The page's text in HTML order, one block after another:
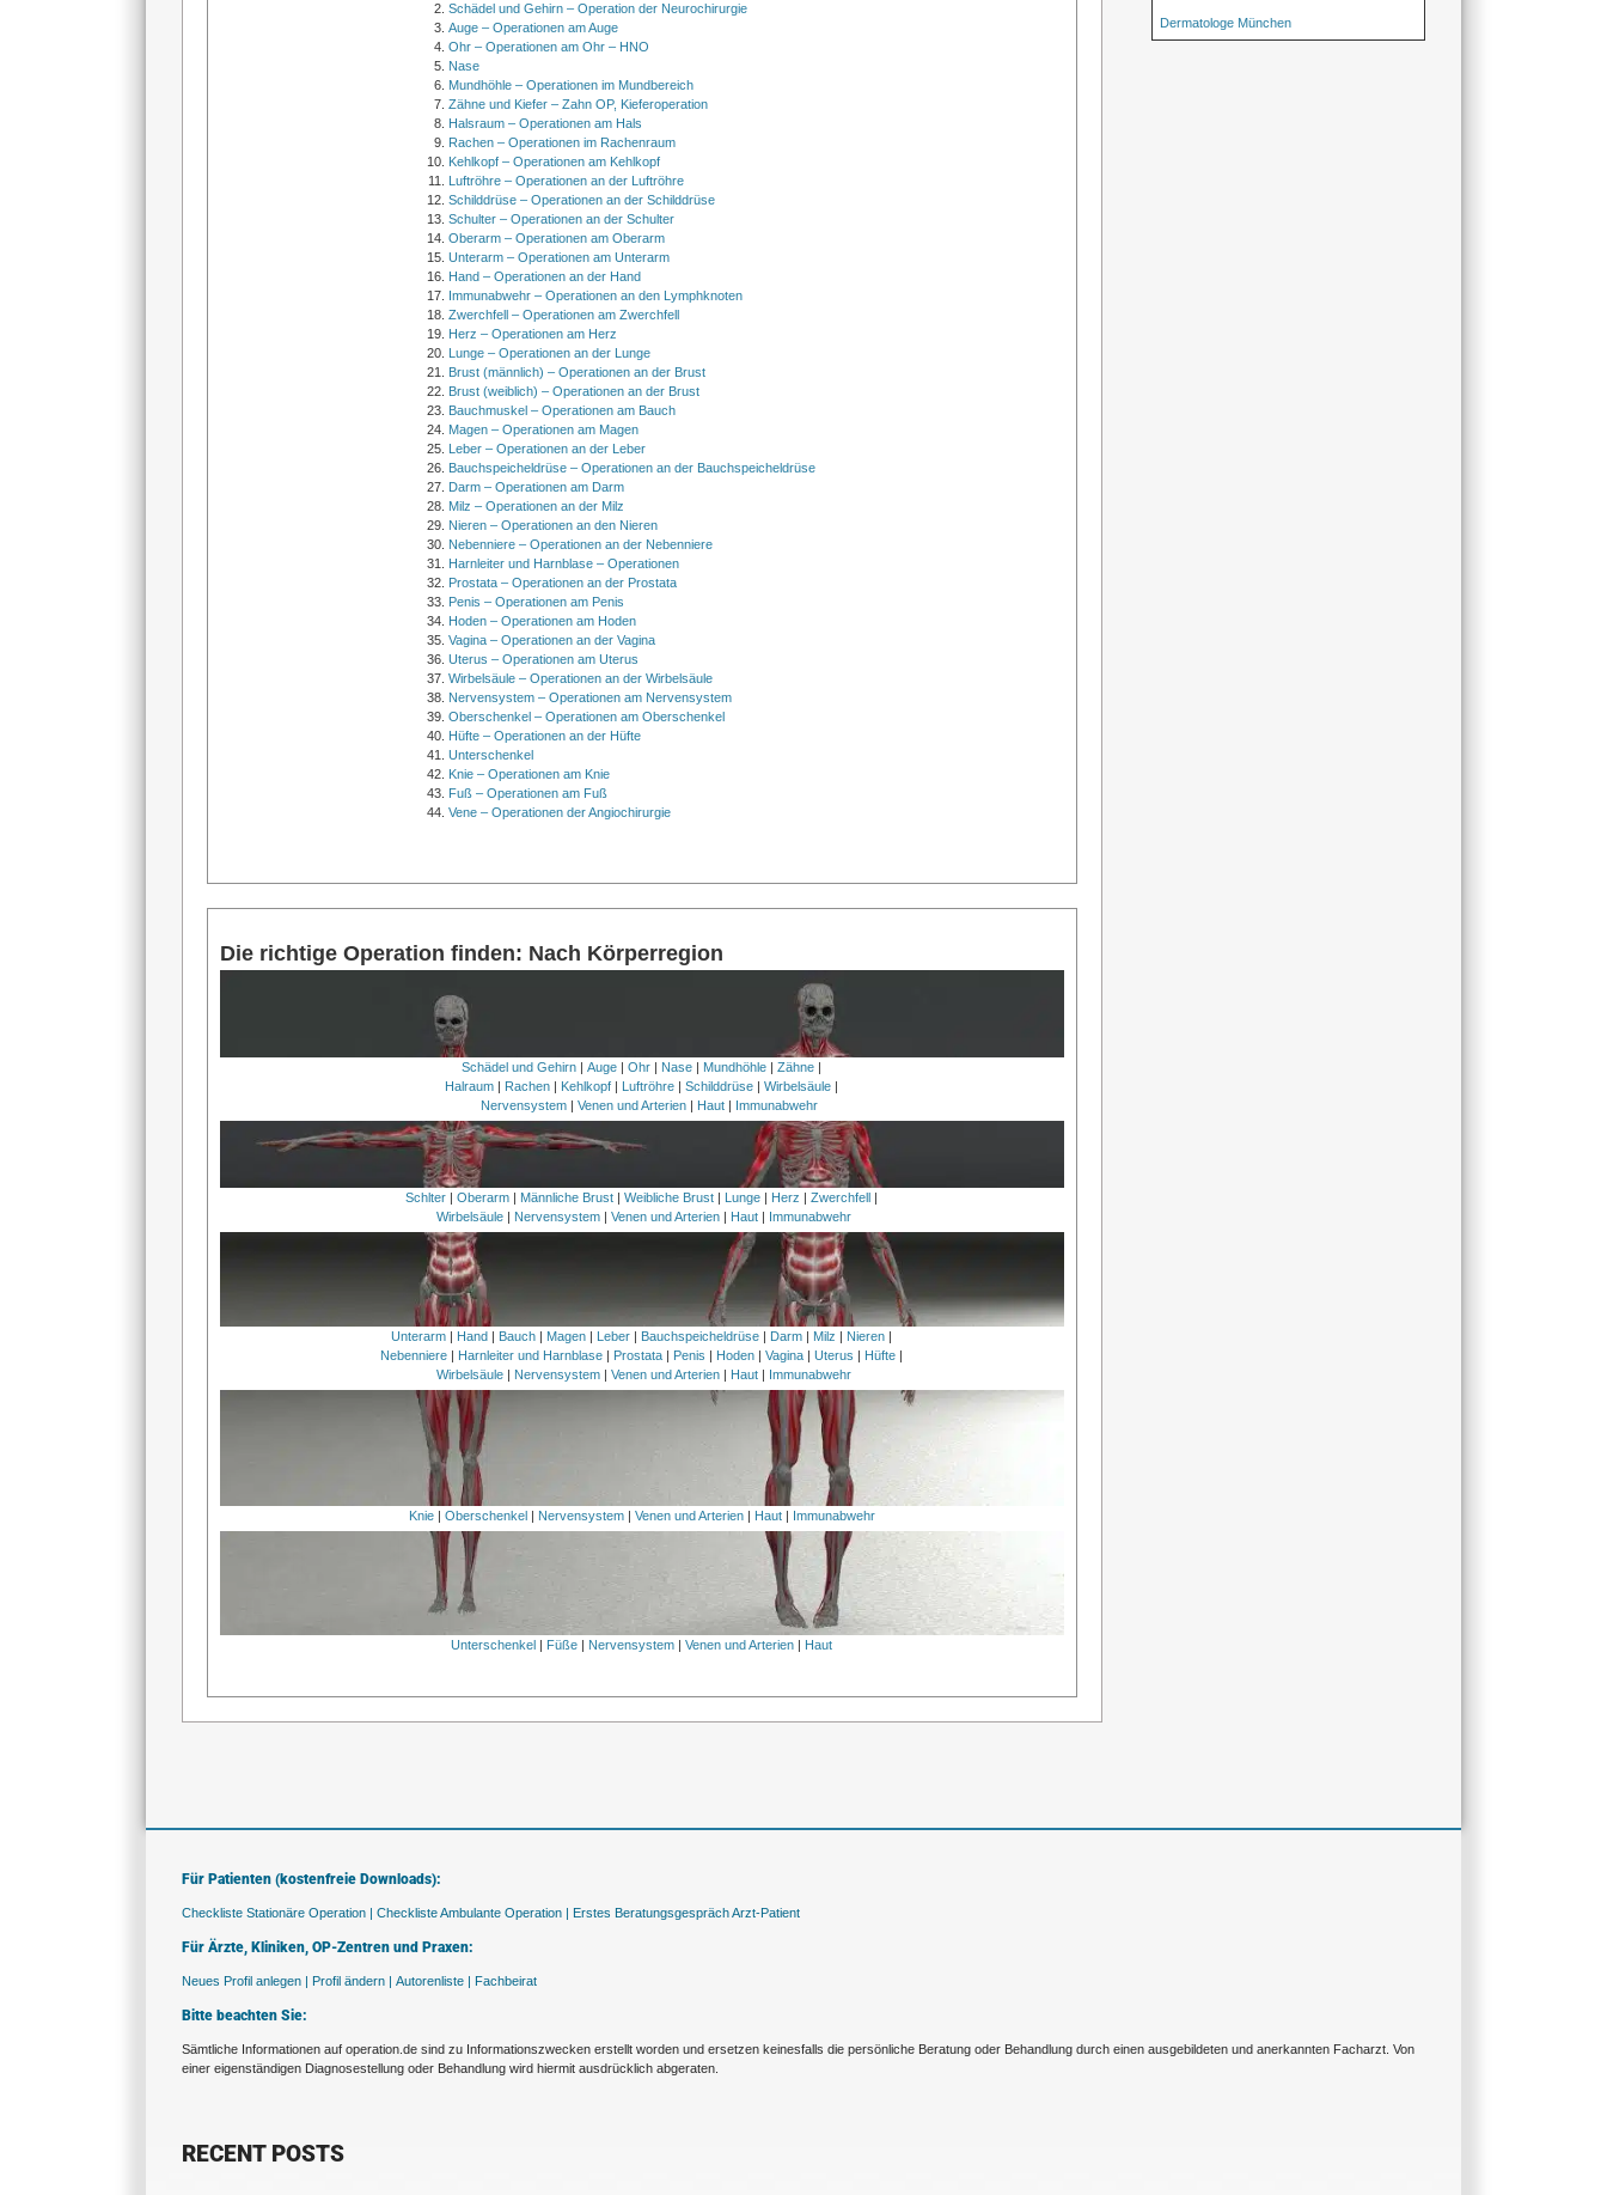
Schädel und Gehirn – Operation der Neurochirurgie
Auge – Operationen am Auge
Ohr – Operationen am Ohr – HNO
Nase
Mundhöhle – Operationen im Mundbereich
Zähne und Kiefer – Zahn OP, Kieferoperation
Halsraum – Operationen am Hals
Rachen – Operationen im Rachenraum
Kehlkopf – Operationen am Kehlkopf
Luftröhre – Operationen an der Luftröhre
Schilddrüse – Operationen an der Schilddrüse
Schulter – Operationen an der Schulter
Oberarm – Operationen am Oberarm
Unterarm – Operationen am Unterarm
Hand – Operationen an der Hand
Immunabwehr – Operationen an den Lymphknoten
Zwerchfell – Operationen am Zwerchfell
Herz – Operationen am Herz
Lunge – Operationen an der Lunge
Brust (männlich) – Operationen an der Brust
Brust (weiblich) – Operationen an der Brust
Bauchmuskel – Operationen am Bauch
Magen – Operationen am Magen
Leber – Operationen an der Leber
Bauchspeicheldrüse – Operationen an der Bauchspeicheldrüse
Darm – Operationen am Darm
Milz – Operationen an der Milz
Nieren – Operationen an den Nieren
Nebenniere – Operationen an der Nebenniere
Harnleiter und Harnblase – Operationen
Prostata – Operationen an der Prostata
Penis – Operationen am Penis
Hoden – Operationen am Hoden
Vagina – Operationen an der Vagina
Uterus – Operationen am Uterus
Wirbelsäule – Operationen an der Wirbelsäule
Nervensystem – Operationen am Nervensystem
Oberschenkel – Operationen am Oberschenkel
Hüfte – Operationen an der Hüfte
Unterschenkel
Knie – Operationen am Knie
Fuß – Operationen am Fuß
Vene – Operationen der Angiochirurgie
Die richtige Operation finden: Nach Körperregion
Schädel und Gehirn |Auge |Ohr Nase Mundhöhle |Zähne
Halraum
Rachen Kehlkopf Luftröhre |Schilddrüse |Wirbelsäule
Nervensystem| Venen und Arterien| Haut| Immunabwehr
Schlter |Oberarm | Männliche Brust |Weibliche Brust | Lunge | Herz |Zwerchfell |
Wirbelsäule| Nervensystem| Venen und Arterien| Haut| Immunabwehr
Unterarm | Hand | Bauch | Magen | Leber | Bauchspeicheldrüse | Darm | Milz | Nieren |
Nebenniere | Harnleiter und Harnblase | Prostata | Penis | Hoden |Vagina |Uterus | Hüfte |
Wirbelsäule| Nervensystem| Venen und Arterien| Haut| Immunabwehr
Knie| Oberschenkel| Nervensystem| Venen und Arterien| Haut| Immunabwehr
Unterschenkel Füße Nervensystem |Venen und Arterien Haut
Dermatologe München
Für Patienten (kostenfreie Downloads):
Checkliste Stationäre Operation | Checkliste Ambulante Operation | Erstes Beratungsgespräch Arzt-Patient
Für Ärzte, Kliniken, OP-Zentren und Praxen:
Neues Profil anlegen | Profil ändern | Autorenliste | Fachbeirat
Bitte beachten Sie:
Sämtliche Informationen auf operation.de sind zu Informationszwecken erstellt worden und ersetzen keinesfalls die persönliche Beratung oder Behandlung durch einen ausgebildeten und anerkannten Facharzt. Von
einer eigenständigen Diagnosestellung oder Behandlung wird hiermit ausdrücklich abgeraten.
RECENT POSTS